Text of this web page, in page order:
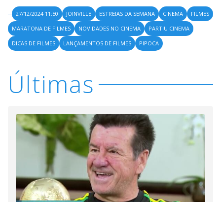
27/12/2024 11:50 JOINVILLE ESTREIAS DA SEMANA CINEMA
FILMES
MARATONA DE FILMES
NOVIDADES NO CINEMA
PARTIU CINEMA
DICAS DE FILMES
LANÇAMENTOS DE FILMES PIPOCA
Últimas